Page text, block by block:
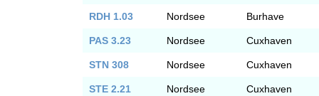
RDH 1.03 Nordsee Burhave
PAS 3.23 Nordsee Cuxhaven
STN 308 Nordsee Cuxhaven
STE 2.21 Nordsee Cuxhaven